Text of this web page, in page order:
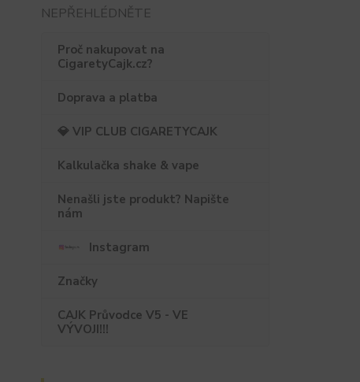
NEPŘEHLÉDNĚTE
Proč nakupovat na
CigaretyCajk.cz?
Doprava a platba
💎 VIP CLUB CIGARETYCAJK
Kalkulačka shake & vape
Nenašli jste produkt? Napište
nám
Instagram
Značky
CAJK Průvodce V5 - VE
VÝVOJI!!!